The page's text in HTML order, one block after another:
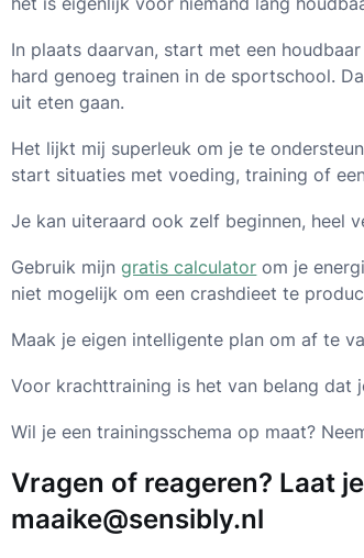
In plaats daarvan, start met een
hard genoeg trainen in de sportschool.
uit eten gaan.
Het lijkt mij superleuk om je te
start situaties met voeding, training of
Je kan uiteraard ook zelf beginnen, heel
Gebruik mijngratis calculator om je
niet mogelijk om een crashdieet te
Maak je eigen intelligente plan om af te
Voor krachttraining is het van belang dat
Wil je een trainingsschema op maat?
Vragen of reageren? Laat
maaike@sensibly.nl